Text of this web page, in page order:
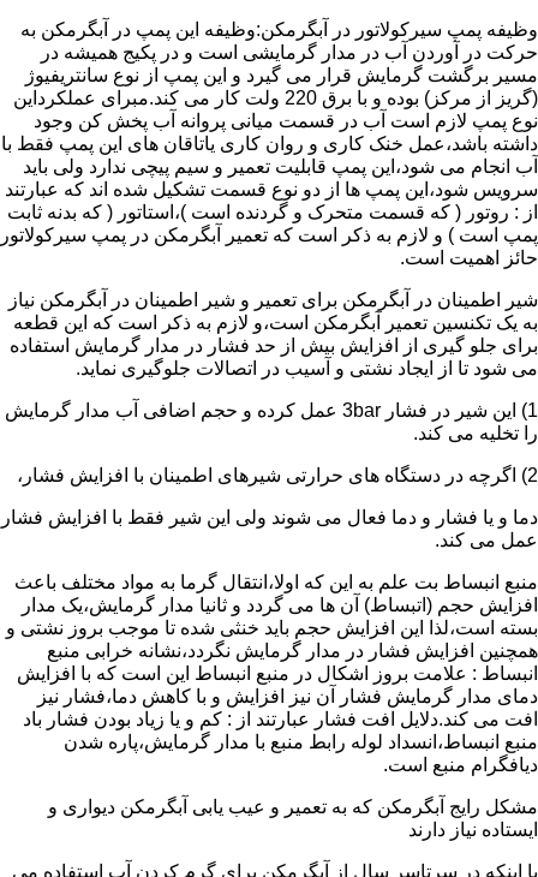
وظیفه پمپ سیرکولاتور در آبگرمکن:وظیفه این پمپ در آبگرمکن به
حرکت در آوردن آب در مدار گرمایشی است و در پکیج همیشه در
مسیر برگشت گرمایش قرار می گیرد و این پمپ از نوع سانتریفیوژ
(گریز از مرکز) بوده و با برق 220 ولت کار می کند.مبرای عملکرداین
نوع پمپ لازم است آب در قسمت میانی پروانه آب پخش کن وجود
داشته باشد،عمل خنک کاری و روان کاری یاتاقان های این پمپ فقط با
آب انجام می شود،این پمپ قابلیت تعمیر و سیم پیچی ندارد ولی باید
سرویس شود،این پمپ ها از دو نوع قسمت تشکیل شده اند که عبارتند
از : روتور ( که قسمت متحرک و گردنده است )،استاتور ( که بدنه ثابت
پمپ است ) و لازم به ذکر است که تعمیر آبگرمکن در پمپ سیرکولاتور
حائز اهمیت است.
شیر اطمینان در آبگرمکن برای تعمیر و شیر اطمینان در آبگرمکن نیاز
به یک تکنسین تعمیر آبگرمکن است،و لازم به ذکر است که این قطعه
برای جلو گیری از افزایش بیش از حد فشار در مدار گرمایش استفاده
می شود تا از ایجاد نشتی و آسیب در اتصالات جلوگیری نماید.
1) این شیر در فشار 3bar عمل کرده و حجم اضافی آب مدار گرمایش
را تخلیه می کند.
2) اگرچه در دستگاه های حرارتی شیرهای اطمینان با افزایش فشار،
دما و یا فشار و دما فعال می شوند ولی این شیر فقط با افزایش فشار
عمل می کند.
منبع انبساط بت علم به این که اولا،انتقال گرما به مواد مختلف باعث
افزایش حجم (اتبساط) آن ها می گردد و ثانیا مدار گرمایش،یک مدار
بسته است،لذا این افزایش حجم باید خنثی شده تا موجب بروز نشتی و
همچنین افزایش فشار در مدار گرمایش نگردد،نشانه خرابی منبع
انبساط : علامت بروز اشکال در منبع انبساط این است که با افزایش
دمای مدار گرمایش فشار آن نیز افزایش و با کاهش دما،فشار نیز
افت می کند.دلایل افت فشار عبارتند از : کم و یا زیاد بودن فشار باد
منبع انبساط،انسداد لوله رابط منبع با مدار گرمایش،پاره شدن
دیافگرام منبع است.
مشکل رایج آبگرمکن که به تعمیر و عیب یابی آبگرمکن دیواری و
ایستاده نیاز دارند
با اینکه در سرتاسر سال از آبگرمکن برای گرم کردن آب استفاده می